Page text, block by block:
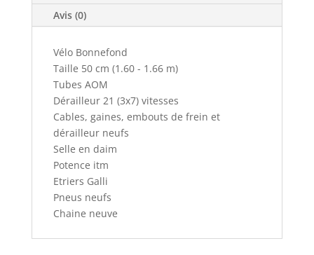
Avis (0)
Vélo Bonnefond
Taille 50 cm (1.60 - 1.66 m)
Tubes AOM
Dérailleur 21 (3x7) vitesses
Cables, gaines, embouts de frein et
dérailleur neufs
Selle en daim
Potence itm
Etriers Galli
Pneus neufs
Chaine neuve